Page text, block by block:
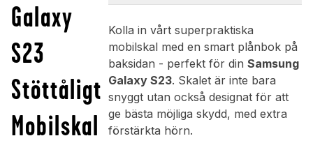
Galaxy
S23
Stöttåligt
Mobilskal
Kolla in vårt superpraktiska
mobilskal med en smart plånbok på
baksidan - perfekt för din Samsung
Galaxy S23. Skalet är inte bara
snyggt utan också designat för att
ge bästa möjliga skydd, med extra
förstärkta hörn.